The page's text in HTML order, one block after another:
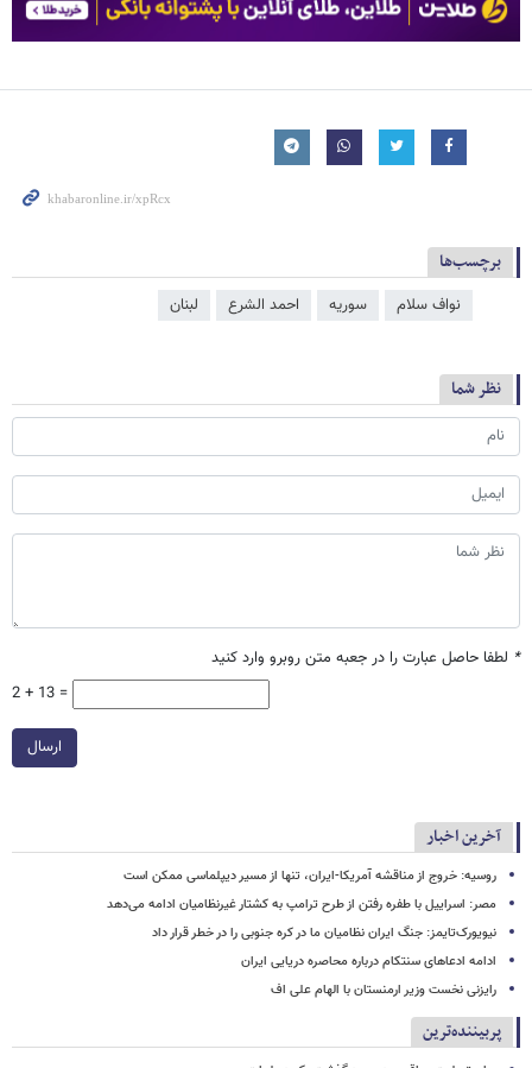
برچسب‌ها
نواف سلام سوریه احمد الشرع لبنان
نظر شما
* لطفا حاصل عبارت را در جعبه متن روبرو وارد کنید
2 + 13 =
ارسال
آخرین اخبار
روسیه: خروج از مناقشه آمریکا-ایران، تنها از مسیر دیپلماسی ممکن است
مصر: اسراییل با طفره رفتن از طرح ترامپ به کشتار غیرنظامیان ادامه می‌دهد
نیویورک‌تایمز: جنگ ایران نظامیان ما در کره جنوبی را در خطر قرار داد
ادامه ادعاهای سنتکام درباره محاصره دریایی ایران
رایزنی نخست وزیر ارمنستان با الهام علی اف
پربیننده‌ترین